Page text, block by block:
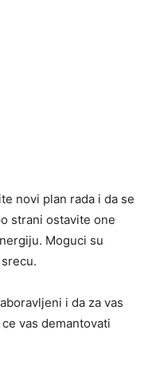
novi plan rada i da se
strani ostavite one
Moguci su
i da za vas
vas demantovati